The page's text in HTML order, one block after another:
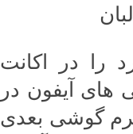
را در اکانت
های آیفون در
گوشی بعدی